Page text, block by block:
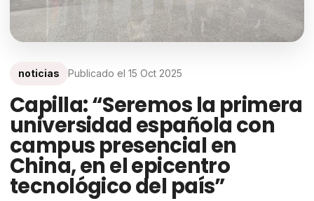
noticias Publicado el 15 Oct 2025
Capilla: “Seremos la primera
universidad española con
campus presencial en
China, en el epicentro
tecnológico del país”